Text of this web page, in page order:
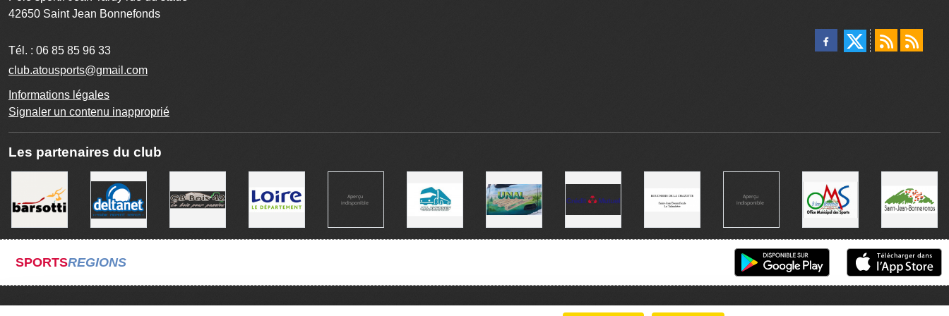
42650 Saint Jean Bonnefonds
Tél. : 06 85 85 96 33
club.atousports@gmail.com
Informations légales
Signaler un contenu inapproprié
Les partenaires du club
SPORTSREGIONS